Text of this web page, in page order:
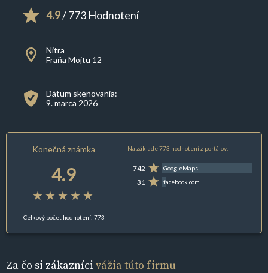
4.9/ 773 Hodnotení
Nitra
Fraňa Mojtu 12
Dátum skenovania:
9. marca 2026
Konečná známka
4.9
Celkový počet hodnotení: 773
Na základe 773 hodnotení z portálov:
742 GoogleMaps
31 facebook.com
Za čo si zákazníci vážia túto firmu